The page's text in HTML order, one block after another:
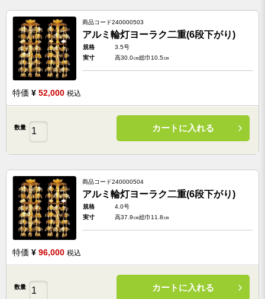
商品コード240000503
アルミ輪灯ヨーラク二重(6段下がり)
規格
3.5号
実寸
高30.0㎝総巾10.5㎝
特価 ¥ 52,000 税込
数量 カートに入れる
商品コード240000504
アルミ輪灯ヨーラク二重(6段下がり)
規格
4.0号
実寸
高37.9㎝総巾11.8㎝
特価 ¥ 96,000 税込
数量 カートに入れる